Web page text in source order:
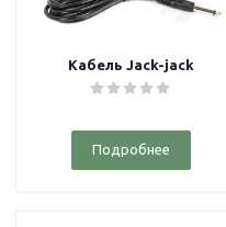
Кабель Jack-jack
Подробнее